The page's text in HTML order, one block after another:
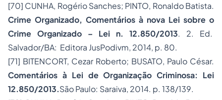
[70] CUNHA, Rogério Sanches; PINTO, Ronaldo Batista.
Crime Organizado, Comentários à nova Lei sobre o
Crime Organizado – Lei n. 12.850/2013. 2. Ed.
Salvador/BA: Editora JusPodivm, 2014, p. 80.
[71] BITENCORT, Cezar Roberto; BUSATO, Paulo César.
Comentários à Lei de Organização Criminosa: Lei
12.850/2013.São Paulo: Saraiva, 2014. p. 138/139.